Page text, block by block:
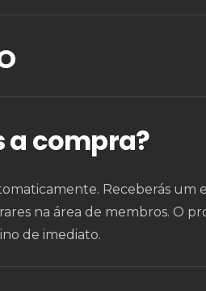
a compra?
Receberás um
na área de membros. O
de imediato.